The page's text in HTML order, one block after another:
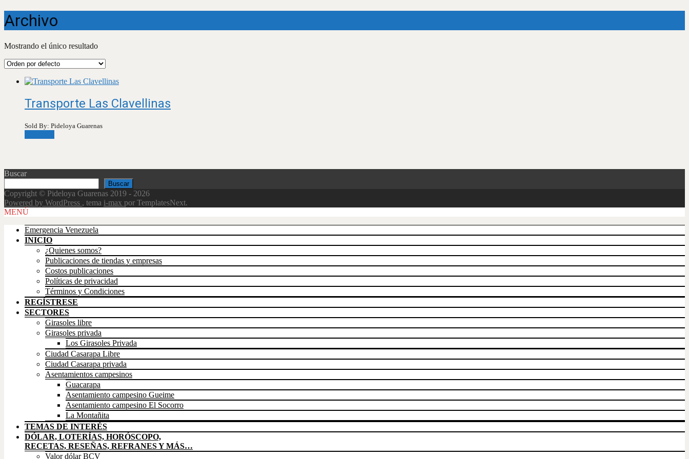
Archivo
Mostrando el único resultado
Transporte Las Clavellinas
Sold By: Pideloya Guarenas
Buscar
Buscar
Copyright © Pideloya Guarenas 2019 - 2026
Powered by WordPress , tema i-max por TemplatesNext.
Scroll
MENÚ
Emergencia Venezuela
INICIO
¿Quienes somos?
Publicaciones de tiendas y empresas
Costos publicaciones
Políticas de privacidad
Términos y Condiciones
REGÍSTRESE
SECTORES
Girasoles libre
Girasoles privada
Los Girasoles Privada
Ciudad Casarapa Libre
Ciudad Casarapa privada
Asentamientos campesinos
Guacarapa
Asentamiento campesino Gueime
Asentamiento campesino El Socorro
La Montañita
TEMAS DE INTERÉS
DÓLAR, LOTERÍAS, HORÓSCOPO,
RECETAS, RESEÑAS, REFRANES Y MÁS…
Valor dólar BCV